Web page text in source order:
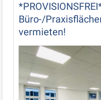
Büro-/
vermieten!